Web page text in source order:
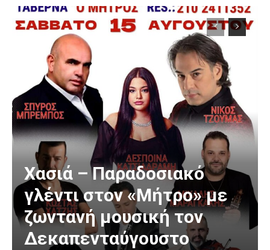
Χασιά – Παραδοσιακό
γλέντι στον «Μήτρο» με
ζωντανή μουσική τον
Δεκαπενταύγουστο